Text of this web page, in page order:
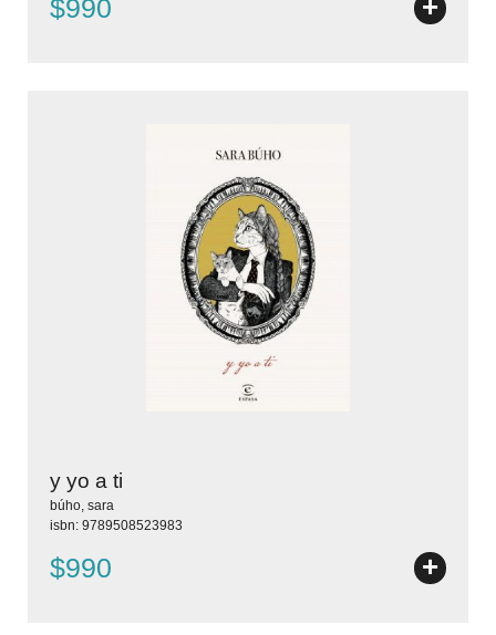
$990 +
y yo a ti
búho, sara
isbn: 9789508523983
$990 +